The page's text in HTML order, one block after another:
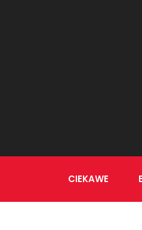
CIEKAWE